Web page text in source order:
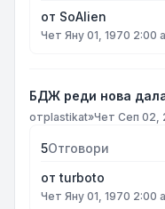
от SoAlien
Чет Яну 01, 1970 2:00
БДЖ реди нова
отplastikat»Чет Сеп 02,
5Отговори
отturboto
Чет Яну 01, 1970 2:00